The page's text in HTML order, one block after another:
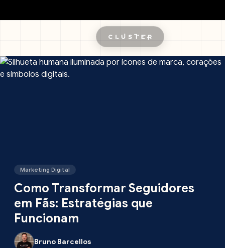
Pular para o conteúdo principal
Marketing Digital
Como Transformar Seguidores
em Fãs: Estratégias que
Funcionam
Bruno Barcellos